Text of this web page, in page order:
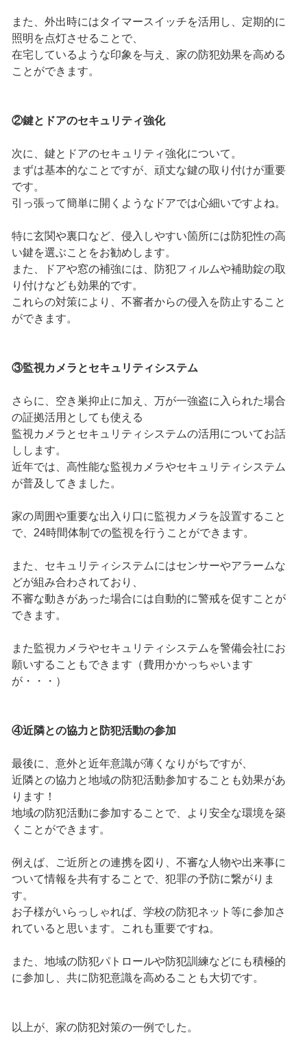
また、外出時にはタイマースイッチを活用し、定期的に
照明を点灯させることで、
在宅しているような印象を与え、家の防犯効果を高める
ことができます。
②鍵とドアのセキュリティ強化
次に、鍵とドアのセキュリティ強化について。
まずは基本的なことですが、頑丈な鍵の取り付けが重要
です。
引っ張って簡単に開くようなドアでは心細いですよね。
特に玄関や裏口など、侵入しやすい箇所には防犯性の高
い鍵を選ぶことをお勧めします。
また、ドアや窓の補強には、防犯フィルムや補助錠の取
り付けなども効果的です。
これらの対策により、不審者からの侵入を防止すること
ができます。
③監視カメラとセキュリティシステム
さらに、空き巣抑止に加え、万が一強盗に入られた場合
の証拠活用としても使える
監視カメラとセキュリティシステムの活用についてお話
しします。
近年では、高性能な監視カメラやセキュリティシステム
が普及してきました。
家の周囲や重要な出入り口に監視カメラを設置すること
で、24時間体制での監視を行うことができます。
また、セキュリティシステムにはセンサーやアラームな
どが組み合わされており、
不審な動きがあった場合には自動的に警戒を促すことが
できます。
また監視カメラやセキュリティシステムを警備会社にお
願いすることもできます（費用かかっちゃいます
が・・・）
④近隣との協力と防犯活動の参加
最後に、意外と近年意識が薄くなりがちですが、
近隣との協力と地域の防犯活動参加することも効果があ
ります！
地域の防犯活動に参加することで、より安全な環境を築
くことができます。
例えば、ご近所との連携を図り、不審な人物や出来事に
ついて情報を共有することで、犯罪の予防に繋がりま
す。
お子様がいらっしゃれば、学校の防犯ネット等に参加さ
れていると思います。これも重要ですね。
また、地域の防犯パトロールや防犯訓練などにも積極的
に参加し、共に防犯意識を高めることも大切です。
以上が、家の防犯対策の一例でした。